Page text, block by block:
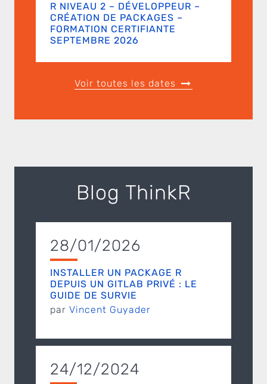
R NIVEAU 2 – DÉVELOPPEUR –
CRÉATION DE PACKAGES –
FORMATION CERTIFIANTE
SEPTEMBRE 2026
Voir toutes les dates
Blog ThinkR
28/01/2026
INSTALLER UN PACKAGE R
DEPUIS UN GITLAB PRIVÉ : LE
GUIDE DE SURVIE
par Vincent Guyader
24/12/2024